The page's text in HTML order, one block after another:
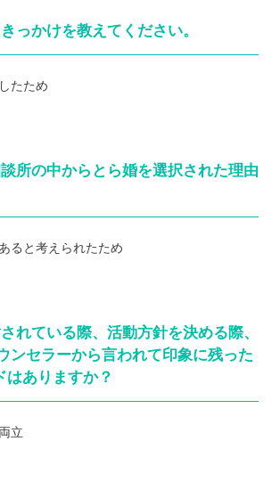
っかけを教えてください。
たため
所の中からとら婚を選択された理由
ると考えられたため
れている際、活動方針を決める際、
ンセラーから言われて印象に残った
はありますか？
立